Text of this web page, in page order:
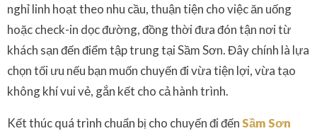
nghỉ linh hoạt theo nhu cầu, thuận tiện cho việc ăn uống
hoặc check-in dọc đường, đồng thời đưa đón tận nơi từ
khách sạn đến điểm tập trung tại Sầm Sơn. Đây chính là lựa
chọn tối ưu nếu bạn muốn chuyến đi vừa tiện lợi, vừa tạo
không khí vui vẻ, gắn kết cho cả hành trình.
Kết thúc quá trình chuẩn bị cho chuyến đi đếnSầm Sơn